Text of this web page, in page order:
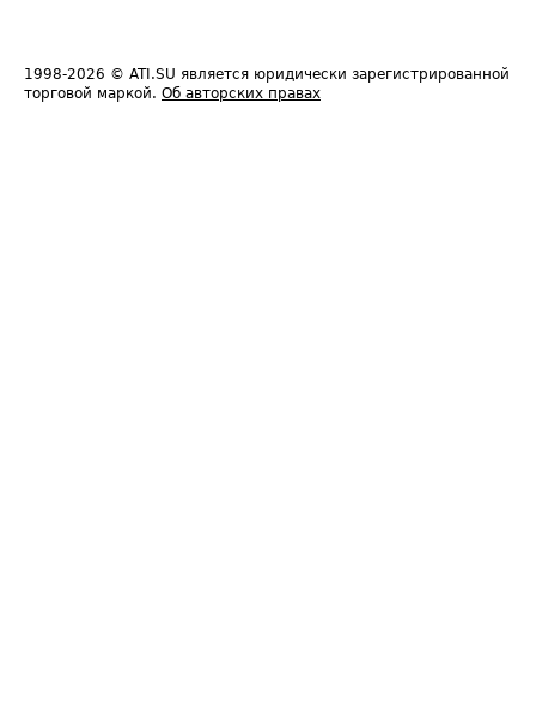
1998-2026 © ATI.SU является юридически зарегистрированной
торговой маркой. Об авторских правах